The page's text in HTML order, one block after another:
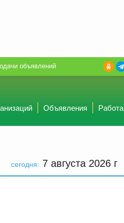
объявлений
Объявления Работа
сегодня: 7 августа 2026 г